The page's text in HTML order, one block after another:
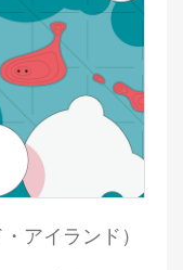
アイランド）